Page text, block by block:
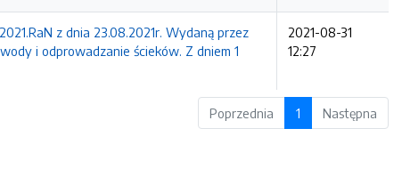
z dnia 23.08.2021r. Wydaną przez
i odprowadzanie ścieków. Z dniem 1
2021-08-31
12:27
Poprzednia 1 Następna